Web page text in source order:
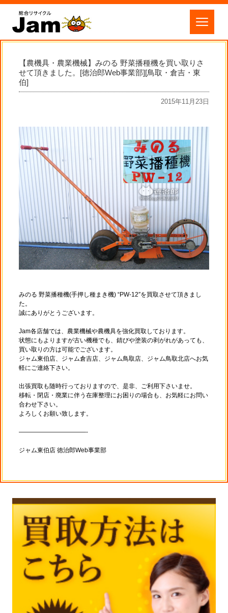
【農機具・農業機械】みのる 野菜播種機を買い取りさ
せて頂きました。[徳治郎Web事業部][鳥取・倉吉・東
伯]
2015年11月23日
みのる 野菜播種機(手押し種まき機) “PW-12″を買取させて頂きまし
た。
誠にありがとうございます。
Jam各店舗では、農業機械や農機具を強化買取しております。
状態にもよりますが古い機種でも、錆びや塗装の剥がれがあっても、
買い取りの方は可能でございます。
ジャム東伯店、ジャム倉吉店、ジャム鳥取店、ジャム鳥取北店へお気
軽にご連絡下さい。
出張買取も随時行っておりますので、是非、ご利用下さいませ。
移転・閉店・廃業に伴う在庫整理にお困りの場合も、お気軽にお問い
合わせ下さい。
よろしくお願い致します。
———————————-
ジャム東伯店 徳治郎Web事業部